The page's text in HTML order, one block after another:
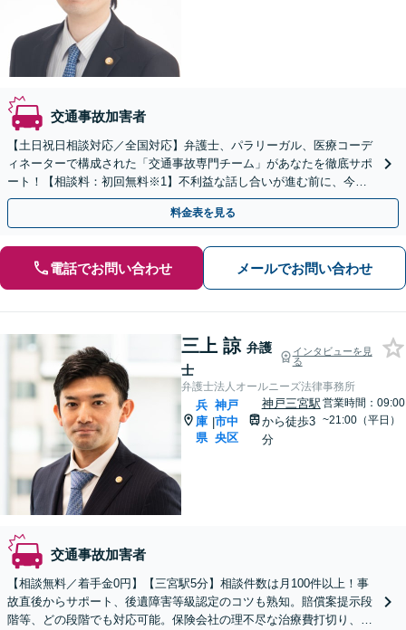
交通事故加害者
【土日祝日相談対応／全国対応】弁護士、パラリーガル、医療コーデ
ィネーターで構成された「交通事故専門チーム」があなたを徹底サポ
ート！【相談料：初回無料※1】不利益な話し合いが進む前に、今す
ぐ相談！
料金表を見る
電話でお問い合わせ メールでお問い合わせ
三上 諒 弁護
士
インタビューを見
る
弁護士法人オールニーズ法律事務所
兵
庫
県
|
神戸
市中
央区
神戸三宮駅
から徒歩3
分
営業時間：09:00
~21:00（平日）
交通事故加害者
【相談無料／着手金0円】【三宮駅5分】相談件数は月100件以上！事
故直後からサポート、後遺障害等級認定のコツも熟知。賠償案提示段
階等、どの段階でも対応可能。保険会社の理不尽な治療費打切り、減